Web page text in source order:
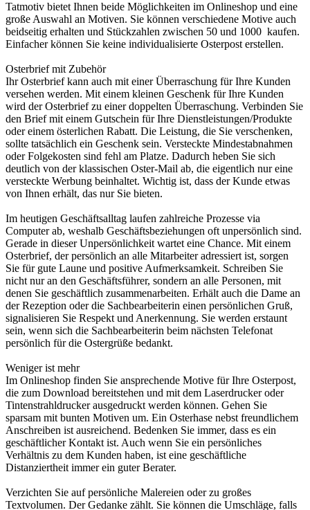
Tatmotiv bietet Ihnen beide Möglichkeiten im Onlineshop und eine
große Auswahl an Motiven. Sie können verschiedene Motive auch
beidseitig erhalten und Stückzahlen zwischen 50 und 1000 kaufen.
Einfacher können Sie keine individualisierte Osterpost erstellen.
Osterbrief mit Zubehör
Ihr Osterbrief kann auch mit einer Überraschung für Ihre Kunden
versehen werden. Mit einem kleinen Geschenk für Ihre Kunden
wird der Osterbrief zu einer doppelten Überraschung. Verbinden Sie
den Brief mit einem Gutschein für Ihre Dienstleistungen/Produkte
oder einem österlichen Rabatt. Die Leistung, die Sie verschenken,
sollte tatsächlich ein Geschenk sein. Versteckte Mindestabnahmen
oder Folgekosten sind fehl am Platze. Dadurch heben Sie sich
deutlich von der klassischen Oster-Mail ab, die eigentlich nur eine
versteckte Werbung beinhaltet. Wichtig ist, dass der Kunde etwas
von Ihnen erhält, das nur Sie bieten.
Im heutigen Geschäftsalltag laufen zahlreiche Prozesse via
Computer ab, weshalb Geschäftsbeziehungen oft unpersönlich sind.
Gerade in dieser Unpersönlichkeit wartet eine Chance. Mit einem
Osterbrief, der persönlich an alle Mitarbeiter adressiert ist, sorgen
Sie für gute Laune und positive Aufmerksamkeit. Schreiben Sie
nicht nur an den Geschäftsführer, sondern an alle Personen, mit
denen Sie geschäftlich zusammenarbeiten. Erhält auch die Dame an
der Rezeption oder die Sachbearbeiterin einen persönlichen Gruß,
signalisieren Sie Respekt und Anerkennung. Sie werden erstaunt
sein, wenn sich die Sachbearbeiterin beim nächsten Telefonat
persönlich für die Ostergrüße bedankt.
Weniger ist mehr
Im Onlineshop finden Sie ansprechende Motive für Ihre Osterpost,
die zum Download bereitstehen und mit dem Laserdrucker oder
Tintenstrahldrucker ausgedruckt werden können. Gehen Sie
sparsam mit bunten Motiven um. Ein Osterhase nebst freundlichem
Anschreiben ist ausreichend. Bedenken Sie immer, dass es ein
geschäftlicher Kontakt ist. Auch wenn Sie ein persönliches
Verhältnis zu dem Kunden haben, ist eine geschäftliche
Distanziertheit immer ein guter Berater.
Verzichten Sie auf persönliche Malereien oder zu großes
Textvolumen. Der Gedanke zählt. Sie können die Umschläge, falls